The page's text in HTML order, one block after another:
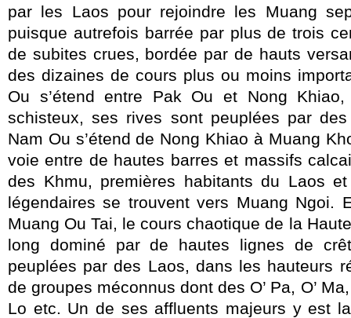
par les Laos pour rejoindre les Muang
puisque autrefois barrée par plus de trois
de subites crues, bordée par de hauts
des dizaines de cours plus ou moins
Ou s’étend entre Pak Ou et Nong
schisteux, ses rives sont peuplées par
Nam Ou s’étend de Nong Khiao à Muang
voie entre de hautes barres et massifs
des Khmu, premières habitants du Laos
légendaires se trouvent vers Muang Ngoi.
Muang Ou Tai, le cours chaotique de la
long dominé par de hautes lignes de
peuplées par des Laos, dans les hauteurs
de groupes méconnus dont des O’ Pa, O’
Lo etc. Un de ses affluents majeurs y est